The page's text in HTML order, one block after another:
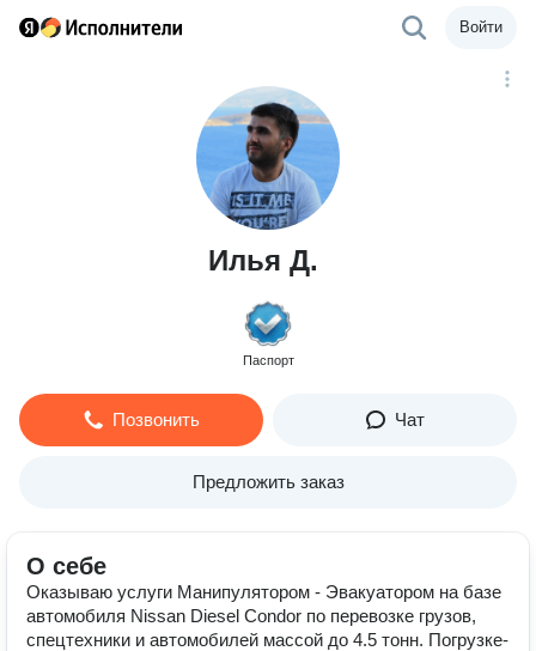
Войти
Илья Д.
Паспорт
Позвонить Чат
Предложить заказ
О себе
Оказываю услуги Манипулятором - Эвакуатором на базе
автомобиля Nissan Diesel Condor по перевозке грузов,
спецтехники и автомобилей массой до 4.5 тонн. Погрузке-